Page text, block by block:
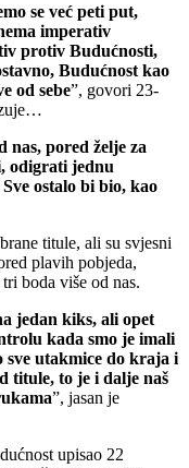
se već peti put,
imperativ
protiv Budućnosti,
Budućnost kao
od sebe”, govori 23-
pored želje za
odigrati jednu
ostalo bi bio, kao
titule, ali su svjesni
plavih pobjeda,
boda više od nas.
jedan kiks, ali opet
kada smo je imali
sve utakmice do kraja i
titule, to je i dalje naš
”, jasan je
upisao 22